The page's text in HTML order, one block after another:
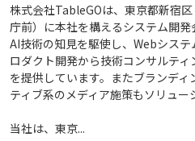
株式会社TableGOは、東京都新宿
庁前）に本社を構えるシステム開
AI技術の知見を駆使し、Webシス
ロダクト開発から技術コンサルテ
を提供しています。またブランデ
ティブ系のメディア施策もソリュー
当社は、東京...